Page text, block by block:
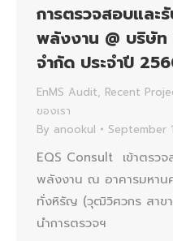
การตรวจสอบและ
พลังงาน @ บริษั
จำกัด ประจำปี
EnMS Audit, Recent
ของเรา
By anookul September
EQS Consult เข้าตรวจ
พลังงาน ณ อาคารมหา
ทั่งหิรัญ (วุฒิวิศวกร สาข
นำการตรวจฯ